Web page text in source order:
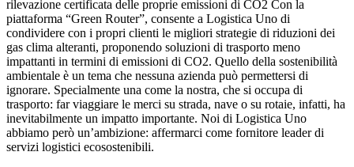
rilevazione certificata delle proprie emissioni di CO2 Con la
piattaforma “Green Router”, consente a Logistica Uno di
condividere con i propri clienti le migliori strategie di riduzioni dei
gas clima alteranti, proponendo soluzioni di trasporto meno
impattanti in termini di emissioni di CO2. Quello della sostenibilità
ambientale è un tema che nessuna azienda può permettersi di
ignorare. Specialmente una come la nostra, che si occupa di
trasporto: far viaggiare le merci su strada, nave o su rotaie, infatti, ha
inevitabilmente un impatto importante. Noi di Logistica Uno
abbiamo però un’ambizione: affermarci come fornitore leader di
servizi logistici ecosostenibili.